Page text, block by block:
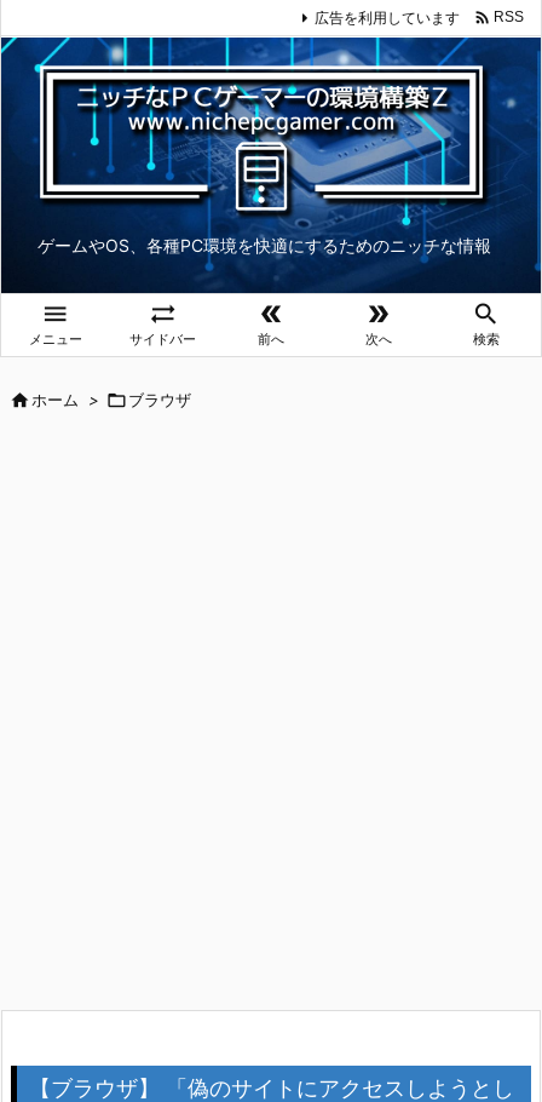
ゲームやOS、各種PC環境を快適にするためのニッチな情報

メニュー

サイドバー

前へ

次へ

検索
広告を利用しています  RSS
ホーム > ブラウザ
【ブラウザ】 「偽のサイトにアクセスしようとし